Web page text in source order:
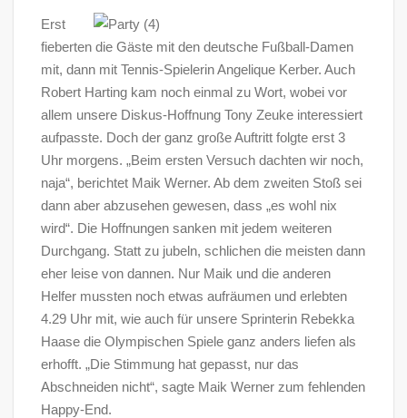
Erst
fieberten die Gäste mit den deutsche Fußball-Damen
mit, dann mit Tennis-Spielerin Angelique Kerber. Auch
Robert Harting kam noch einmal zu Wort, wobei vor
allem unsere Diskus-Hoffnung Tony Zeuke interessiert
aufpasste. Doch der ganz große Auftritt folgte erst 3
Uhr morgens. „Beim ersten Versuch dachten wir noch,
naja“, berichtet Maik Werner. Ab dem zweiten Stoß sei
dann aber abzusehen gewesen, dass „es wohl nix
wird“. Die Hoffnungen sanken mit jedem weiteren
Durchgang. Statt zu jubeln, schlichen die meisten dann
eher leise von dannen. Nur Maik und die anderen
Helfer mussten noch etwas aufräumen und erlebten
4.29 Uhr mit, wie auch für unsere Sprinterin Rebekka
Haase die Olympischen Spiele ganz anders liefen als
erhofft. „Die Stimmung hat gepasst, nur das
Abschneiden nicht“, sagte Maik Werner zum fehlenden
Happy-End.